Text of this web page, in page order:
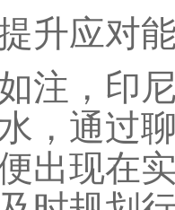
应对
，印尼
，通过
出现在